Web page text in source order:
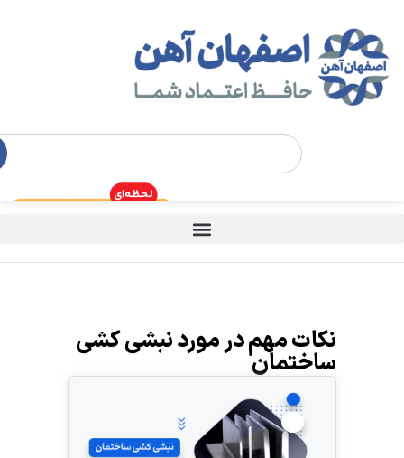
نکات مهم در مورد نبشی کشی
ساختمان